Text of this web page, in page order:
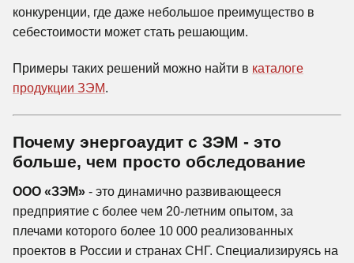
конкуренции, где даже небольшое преимущество в
себестоимости может стать решающим.
Примеры таких решений можно найти в каталоге
продукции ЗЭМ.
Почему энергоаудит с ЗЭМ - это
больше, чем просто обследование
ООО «ЗЭМ» - это динамично развивающееся
предприятие с более чем 20-летним опытом, за
плечами которого более 10 000 реализованных
проектов в России и странах СНГ. Специализируясь на